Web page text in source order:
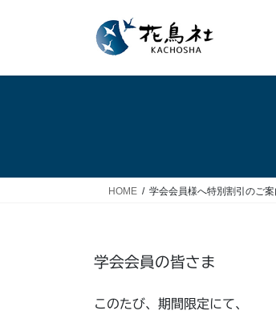
プ
動
HOME 学会会員様へ特別割引のご
学会会員の皆さま
このたび、期間限定にて、